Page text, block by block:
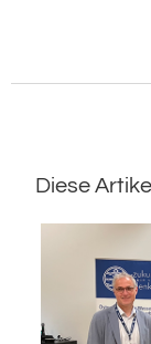
Diese